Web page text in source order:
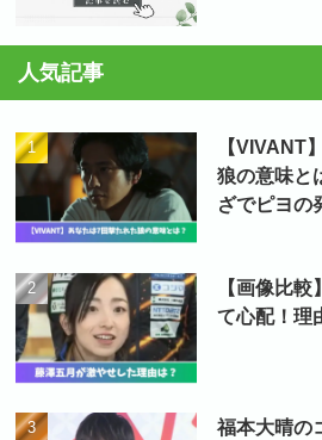
人気記事
【VIVANT
狼の意味と
ざでピヨの
【画像比
て心配！理
福本大晴の